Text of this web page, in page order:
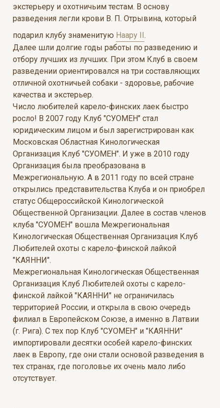
экстерьеру и охотничьим тестам. В основу
разведения легли крови В. П. Отрывина, который
подарил клубу знаменитую Наару II.
Далее шли долгие годы работы по разведению и
отбору лучших из лучших. При этом Клуб в своем
разведении ориентировался на три составляющих
отличной охотничьей собаки - здоровье, рабочие
качества и экстерьер.
Число любителей карело-финских лаек быстро
росло! В 2007 году Клуб "СУОМЕН" стал
юридическим лицом и был зарегистрирован как
Московская Областная Кинологическая
Организация Клуб "СУОМЕН". И уже в 2010 году
Организация была преобразована в
Межрегиональную. А в 2011 году по всей стране
открылись представительства Клуба и он приобрел
статус Общероссийской Кинологической
Общественной Организации. Далее в состав членов
клуба "СУОМЕН" вошла Межрегиональная
Кинологическая Общественная Организация Клуб
Любителей охоты с карело-финской лайкой
"КАЯННИ".
Межрегиональная Кинологическая Общественная
Организация Клуб Любителей охоты с карело-
финской лайкой "КАЯННИ" не ограничилась
территорией России, и открыла в свою очередь
филиал в Европейском Союзе, а именно в Латвии
(г. Рига). С тех пор Клуб "СУОМЕН" и "КАЯННИ"
импортировали десятки особей карело-финских
лаек в Европу, где они стали основой разведения в
тех странах, где поголовье их очень мало либо
отсутствует.